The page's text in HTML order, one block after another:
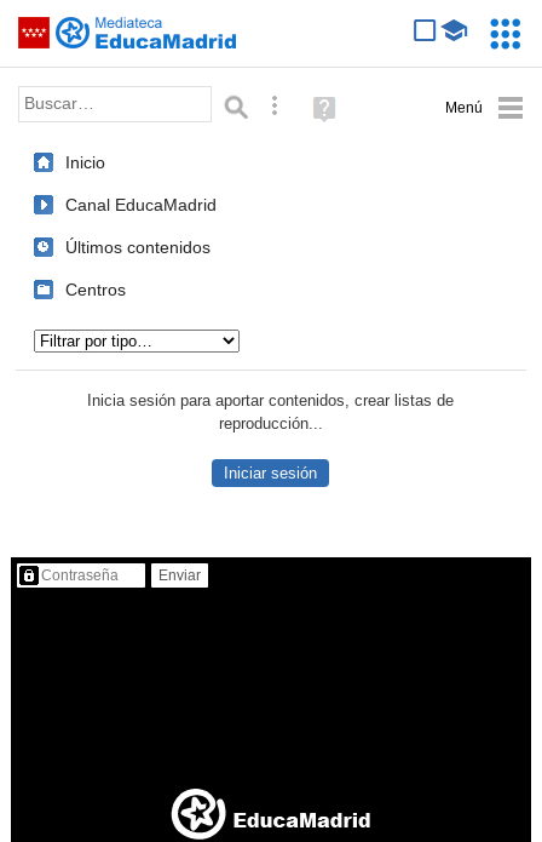
Saltar navegación
Palabra o frase: Búsqueda avanzada
Ayuda
(en
Inicio
Canal EducaMadrid
Últimos contenidos
Centros
Inicia sesión para aportar contenidos, crear listas de
reproducción...
Iniciar sesión
Contenido protegido…